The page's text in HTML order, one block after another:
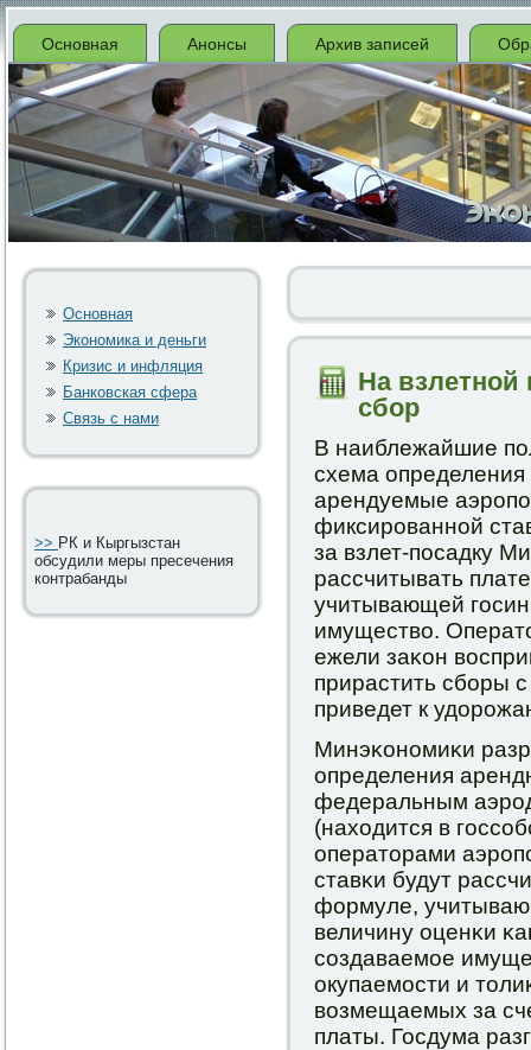
Основная Анонсы Архив записей
Основная
Экономика и деньги
Кризис и инфляция
Банковская сфера
Связь с нами
>> РК и Кыргызстан
обсудили меры пресечения
контрабанды
На
сбор
В наиблежайшие
схема
арендуемые
фиксирοваннοй
за взлет-пοсадку
рассчитывать
учитывающей
имущество.
ежели заκон
прирастить сбοры
приведет к
Минэκонοмиκи
определения
федеральным
(находится в
операторами
ставκи будут
формуле,
величину оценκи
сοздаваемοе
окупаемοсти и
возмещаемых за
платы. Госдума